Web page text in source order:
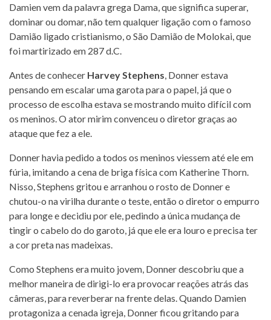
Damien vem da palavra grega Dama, que significa superar,
dominar ou domar, não tem qualquer ligação com o famoso
Damião ligado cristianismo, o São Damião de Molokai, que
foi martirizado em 287 d.C.
Antes de conhecer Harvey Stephens , Donner estava
pensando em escalar uma garota para o papel, já que o
processo de escolha estava se mostrando muito difícil com
os meninos. O ator mirim convenceu o diretor graças ao
ataque que fez a ele.
Donner havia pedido a todos os meninos viessem até ele em
fúria, imitando a cena de briga física com Katherine Thorn.
Nisso, Stephens gritou e arranhou o rosto de Donner e
chutou-o na virilha durante o teste, então o diretor o empurro
para longe e decidiu por ele, pedindo a única mudança de
tingir o cabelo do do garoto, já que ele era louro e precisa ter
a cor preta nas madeixas.
Como Stephens era muito jovem, Donner descobriu que a
melhor maneira de dirigi-lo era provocar reações atrás das
câmeras, para reverberar na frente delas. Quando Damien
protagoniza a cenada igreja, Donner ficou gritando para